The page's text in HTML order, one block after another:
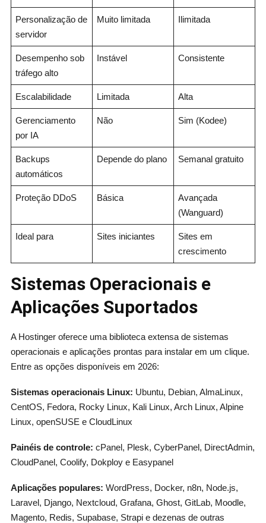
Personalização de
servidor
Muito limitada Ilimitada
Desempenho sob
tráfego alto
Instável Consistente
Escalabilidade Limitada Alta
Gerenciamento
por IA
Não Sim (Kodee)
Backups
automáticos
Depende do plano Semanal gratuito
Proteção DDoS Básica
Avançada
(Wanguard)
Ideal para Sites iniciantes
Sites em
crescimento
Sistemas Operacionais e
Aplicações Suportados
A Hostinger oferece uma biblioteca extensa de sistemas
operacionais e aplicações prontas para instalar em um clique.
Entre as opções disponíveis em 2026:
Sistemas operacionais Linux: Ubuntu, Debian, AlmaLinux,
CentOS, Fedora, Rocky Linux, Kali Linux, Arch Linux, Alpine
Linux, openSUSE e CloudLinux
Painéis de controle: cPanel, Plesk, CyberPanel, DirectAdmin,
CloudPanel, Coolify, Dokploy e Easypanel
Aplicações populares: WordPress, Docker, n8n, Node.js,
Laravel, Django, Nextcloud, Grafana, Ghost, GitLab, Moodle,
Magento, Redis, Supabase, Strapi e dezenas de outras